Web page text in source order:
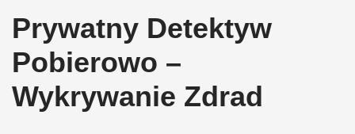
Prywatny Detektyw
Pobierowo –
Wykrywanie Zdrad